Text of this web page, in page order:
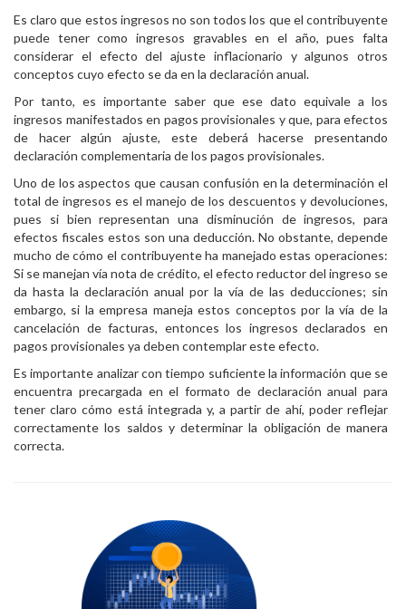
Es claro que estos ingresos no son todos los que el contribuyente
puede tener como ingresos gravables en el año, pues falta
considerar el efecto del ajuste inflacionario y algunos otros
conceptos cuyo efecto se da en la declaración anual.
Por tanto, es importante saber que ese dato equivale a los
ingresos manifestados en pagos provisionales y que, para efectos
de hacer algún ajuste, este deberá hacerse presentando
declaración complementaria de los pagos provisionales.
Uno de los aspectos que causan confusión en la determinación el
total de ingresos es el manejo de los descuentos y devoluciones,
pues si bien representan una disminución de ingresos, para
efectos fiscales estos son una deducción. No obstante, depende
mucho de cómo el contribuyente ha manejado estas operaciones:
Si se manejan vía nota de crédito, el efecto reductor del ingreso se
da hasta la declaración anual por la vía de las deducciones; sin
embargo, si la empresa maneja estos conceptos por la vía de la
cancelación de facturas, entonces los ingresos declarados en
pagos provisionales ya deben contemplar este efecto.
Es importante analizar con tiempo suficiente la información que se
encuentra precargada en el formato de declaración anual para
tener claro cómo está integrada y, a partir de ahí, poder reflejar
correctamente los saldos y determinar la obligación de manera
correcta.